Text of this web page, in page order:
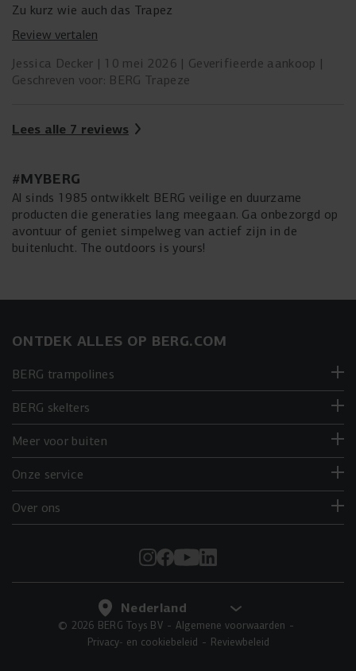
Zu kurz wie auch das Trapez
Review vertalen
Jessica Decker
10 mei 2026
Geverifieerde aankoop
Geschreven voor: BERG Trapeze
Lees alle 7 reviews
#MYBERG
Al sinds 1985 ontwikkelt BERG veilige en duurzame
producten die generaties lang meegaan. Ga onbezorgd op
avontuur of geniet simpelweg van actief zijn in de
buitenlucht. The outdoors is yours!
ONTDEK ALLES OP BERG.COM
BERG trampolines
BERG skelters
Meer voor buiten
Onze service
Over ons
© 2026 BERG Toys BV
Algemene voorwaarden
Privacy- en cookiebeleid
Reviewbeleid